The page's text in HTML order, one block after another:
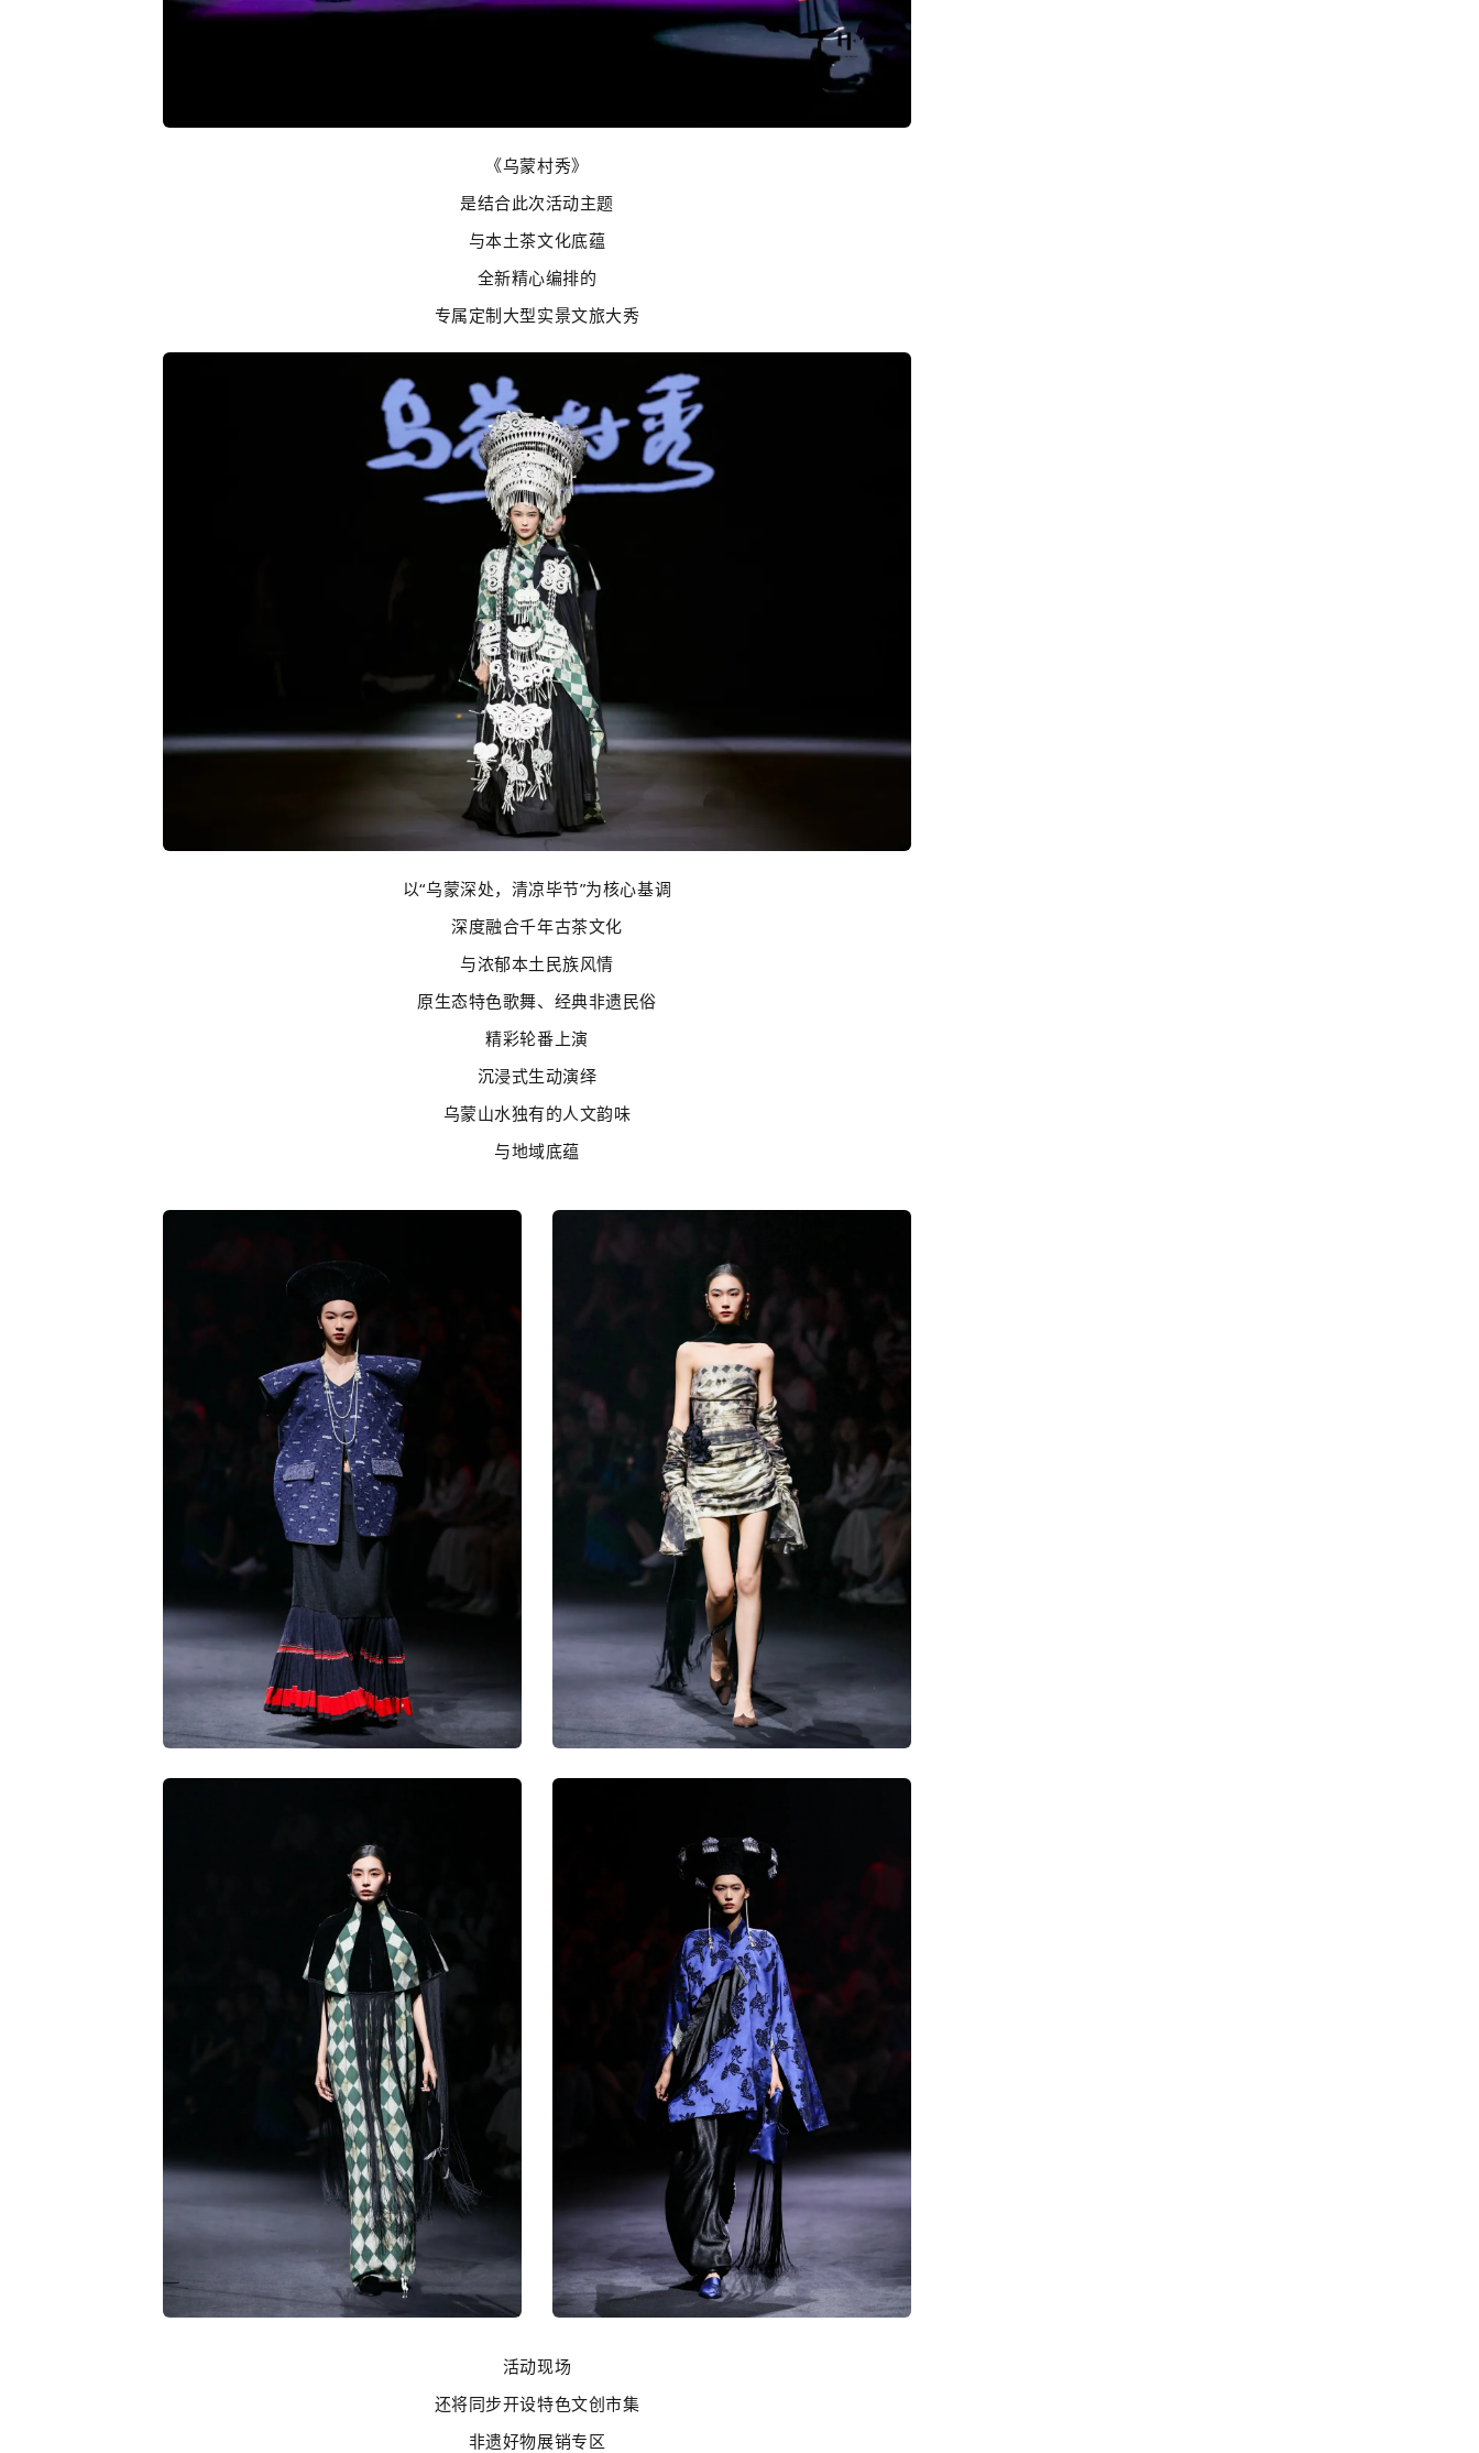
《乌蒙村秀》
是结合此次活动主题
与本土茶文化底蕴
全新精心编排的
专属定制大型实景文旅大秀
以“乌蒙深处，清凉毕节”为核心基调
深度融合千年古茶文化
与浓郁本土民族风情
原生态特色歌舞、经典非遗民俗
精彩轮番上演
沉浸式生动演绎
乌蒙山水独有的人文韵味
与地域底蕴
活动现场
还将同步开设特色文创市集
非遗好物展销专区